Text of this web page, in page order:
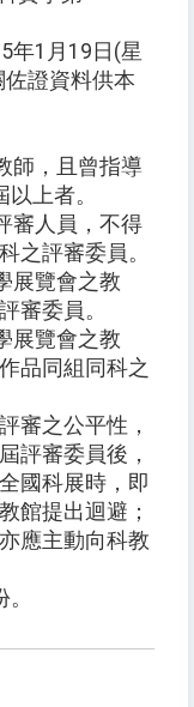
年1月19日(星
證資料供本
師，且曾指導
上者。
審人員，不得
之評審委員。
展覽會之教
審委員。
展覽會之教
品同組同科之
審之公平性，
評審委員後，
國科展時，即
館提出迴避；
應主動向科教